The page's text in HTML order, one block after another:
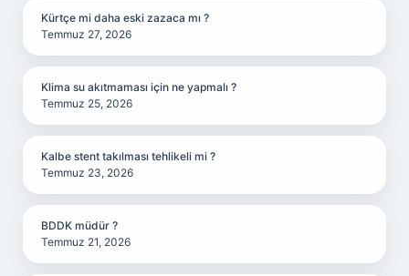
Kürtçe mi daha eski zazaca mı ?
Temmuz 27, 2026
Klima su akıtmaması için ne yapmalı ?
Temmuz 25, 2026
Kalbe stent takılması tehlikeli mi ?
Temmuz 23, 2026
BDDK müdür ?
Temmuz 21, 2026